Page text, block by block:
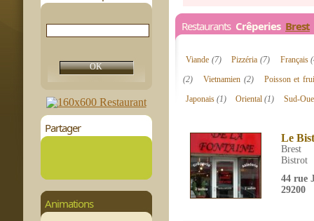
Partager
Animations
Restaurants Crêperies Brest
Viande (7) Pizzéria(7) Français
(2)
Vietnamien (2)
Poisson et
Japonais (1) Oriental(1) Sud-
Le
Brest
Bistrot
44 rue
29200